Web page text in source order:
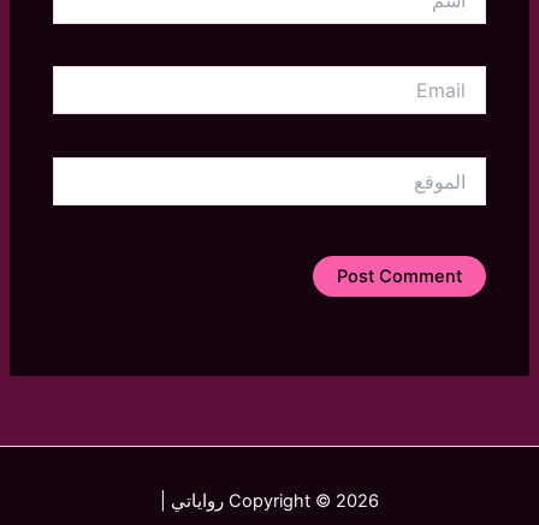
Copyright © 2026 رواياتي |